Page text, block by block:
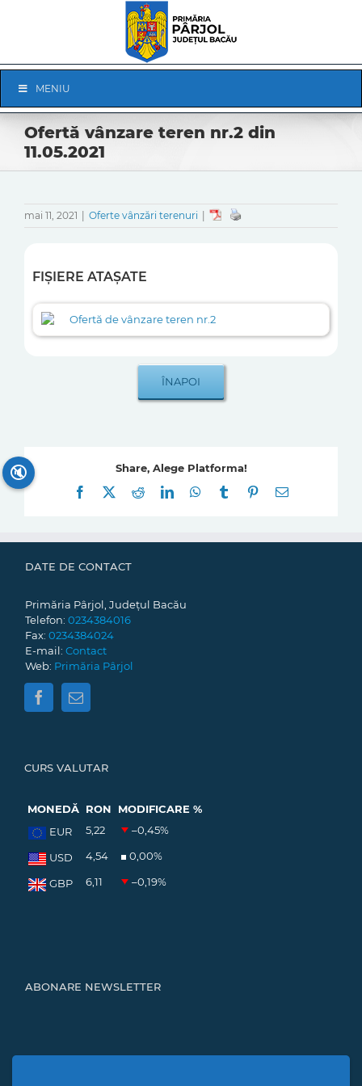
Navigation
MENIU
Ofertă vânzare teren nr.2 din
11.05.2021
mai 11, 2021 Oferte vânzări terenuri
FIȘIERE ATAȘATE
Ofertă de vânzare teren nr.2
Share, Alege Platforma!
Facebook
RedditLinkedInWhatsApp
Tumblr Pinterest
E-
DATE DE CONTACT
Primăria Pârjol, Județul Bacău
Telefon: 0234384016
Fax: 0234384024
E-mail: Contact
Web: Primăria Pârjol
CURS VALUTAR
MONEDĂ RON
MODIFICARE %
EUR
5,22 –0,45%
USD 4,54 0,00%
GBP 6,11 –0,19%
ABONARE NEWSLETTER
🔇